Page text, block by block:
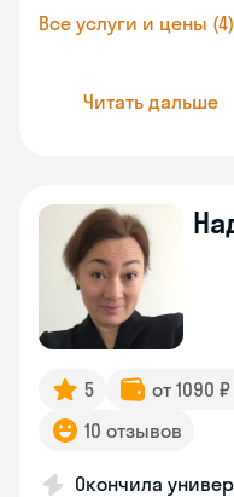
Все услуги и цены (4)
Читать дальше
5 от 1090
10 отзывов
Окончила